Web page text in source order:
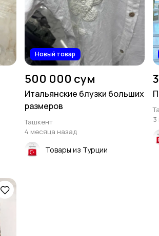
Новый товар
500 000 сум
Итальянские блузки больших
размеров
Ташкент
4 месяца назад
Товары из Турции
3